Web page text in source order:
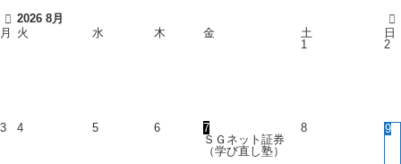
2026 8月
月
火 水 木 金 土
日
1
2
3 4 5 6
7
ＳＧネット証券
（学び直し塾）
8 9